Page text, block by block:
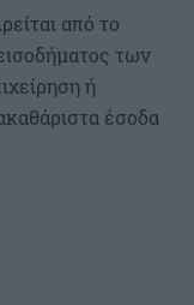
από το
των
ή
έσοδα